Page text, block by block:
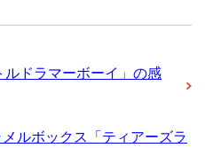
ドラマーボーイ」の感
ルボックス「ティアーズラ